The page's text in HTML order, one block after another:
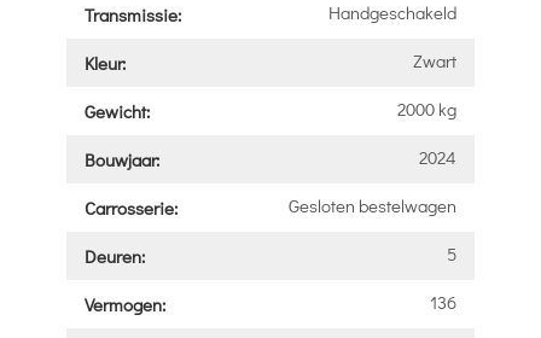
Transmissie: Handgeschakeld
Kleur: Zwart
Gewicht: 2000 kg
Bouwjaar: 2024
Carrosserie: Gesloten bestelwagen
Deuren: 5
Vermogen: 136